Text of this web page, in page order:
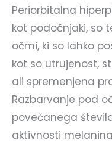
Periorbitalna
kot podočnjaki, so
očmi, ki so lahko
kot so utrujenost,
ali spremenjena
Razbarvanje pod
povečanega
aktivnosti